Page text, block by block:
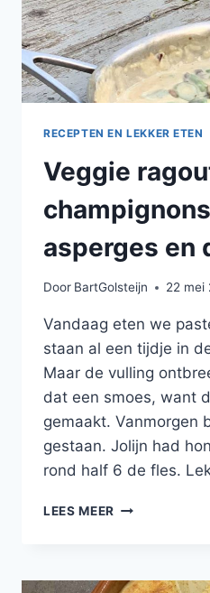
RECEPTEN EN LEKKER ETEN
Veggie
asperges en
Door BartGolsteijn 22 mei
Vandaag eten we
staan al een tijdje in
Maar de vulling
dat een smoes, want
gemaakt. Vanmorgen
gestaan. Jolijn had
rond half 6 de fles.
LEES MEER VEGGIE
GROENE